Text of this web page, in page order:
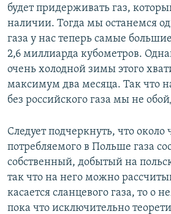
будет придерживать газ,
наличии. Тогда мы останемся
газа у нас теперь самые
2,6 миллиарда кубометров.
очень холодной зимы этого
максимум два месяца. Так что
без российского газа мы не
Следует подчеркнуть, что около
потребляемого в Польше газа
собственный, добытый на
так что на него можно
касается сланцевого газа, то о
пока что исключительно